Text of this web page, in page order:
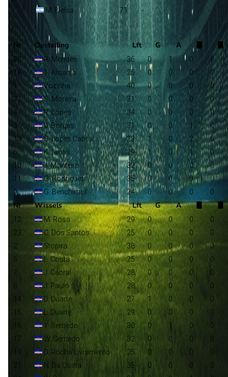
M. Bielsa 71 - - - -
Kaapverdië
Selectie
Nr Opstelling Lft G A
20 R. Mendes 36 0 1 0
0
18
T. Arcanjo 25 0 0 0
0
1
Vozinha 40 0 0 0
0
22
S. Moreira 31 0 0 0
0
4
R. Lopes 34 0 0 0
0
3
D. Borges 31 0 0 1
0
13
S. Lopes Cabral 23 1 0 2
0
6
K. Lenini 29 1 0 1
0
10
J. Monteiro 32 0 0 0
0
11
G. Rodrigues 35 0 0 0
0
9
G. Benchimol 24 0 0 0 0
Nr Wissels Lft G A
12 M. Rosa 29 0 0 0
0
23
C. Dos Santos 25 0 0 0
0
2
Stopira 38 0 0 0
0
5
L. Costa 25 0 0 0
0
7
J. Cabral 28 0 0 0
0
8
J. Paulo 28 0 0 0
0
14
D. Duarte 27 1 0 0
0
15
L. Duarte 29 0 0 0
0
16
Y. Semedo 30 0 1 0
0
17
W. Semedo 32 0 0 0
0
19
D. Rocha Livramento 25 0 0 0
0
N. Da Costa 35 0 0 0
0